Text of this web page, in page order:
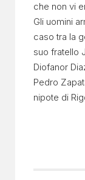
che non vi
Gli uomini
caso tra la
suo fratello
Diofanor
Pedro
nipote di